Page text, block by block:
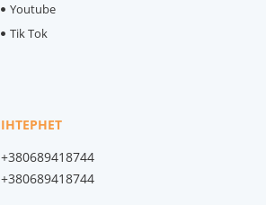
Youtube
Tik Tok
+380689418744
+380689418744